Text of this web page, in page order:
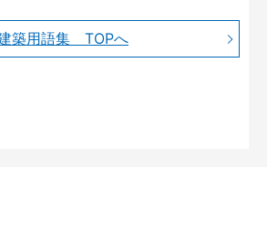
築用語集 TOPへ